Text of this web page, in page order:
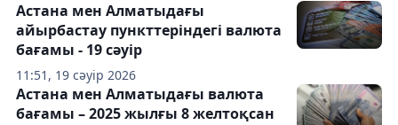
11:51, 19 сәуір 2026
Астана мен Алматыдағы
айырбастау пункттеріндегі валюта
бағамы - 19 сәуір
Астана мен Алматыдағы валюта
бағамы – 2025 жылғы 8 желтоқсан